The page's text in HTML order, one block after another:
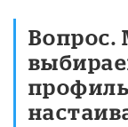
Вопрос.